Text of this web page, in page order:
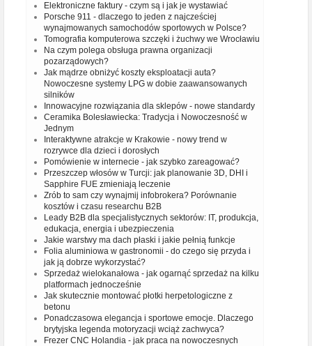
Elektroniczne faktury - czym są i jak je wystawiać
Porsche 911 - dlaczego to jeden z najcześciej
wynajmowanych samochodów sportowych w Polsce?
Tomografia komputerowa szczęki i żuchwy we Wrocławiu
Na czym polega obsługa prawna organizacji
pozarządowych?
Jak mądrze obniżyć koszty eksploatacji auta?
Nowoczesne systemy LPG w dobie zaawansowanych
silników
Innowacyjne rozwiązania dla sklepów - nowe standardy
Ceramika Bolesławiecka: Tradycja i Nowoczesność w
Jednym
Interaktywne atrakcje w Krakowie - nowy trend w
rozrywce dla dzieci i dorosłych
Pomówienie w internecie - jak szybko zareagować?
Przeszczep włosów w Turcji: jak planowanie 3D, DHI i
Sapphire FUE zmieniają leczenie
Zrób to sam czy wynajmij infobrokera? Porównanie
kosztów i czasu researchu B2B
Leady B2B dla specjalistycznych sektorów: IT, produkcja,
edukacja, energia i ubezpieczenia
Jakie warstwy ma dach płaski i jakie pełnią funkcje
Folia aluminiowa w gastronomii - do czego się przyda i
jak ją dobrze wykorzystać?
Sprzedaż wielokanałowa - jak ogarnąć sprzedaż na kilku
platformach jednocześnie
Jak skutecznie montować płotki herpetologiczne z
betonu
Ponadczasowa elegancja i sportowe emocje. Dlaczego
brytyjska legenda motoryzacji wciąż zachwyca?
Frezer CNC Holandia - jak praca na nowoczesnych